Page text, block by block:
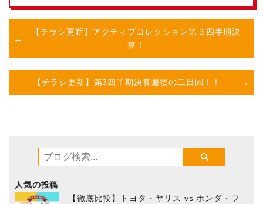
【チラシ更新】アクティブコレクション第３四半期決
算！
【チラシ更新】第3四半期決算最後の二日間！！
人気の投稿
【徹底比較】トヨタ・ヤリス vs ホンダ・フ